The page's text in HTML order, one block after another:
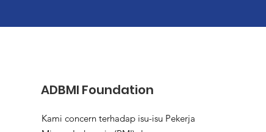
ADBMI Foundation
Kami concern terhadap isu-isu Pekerja